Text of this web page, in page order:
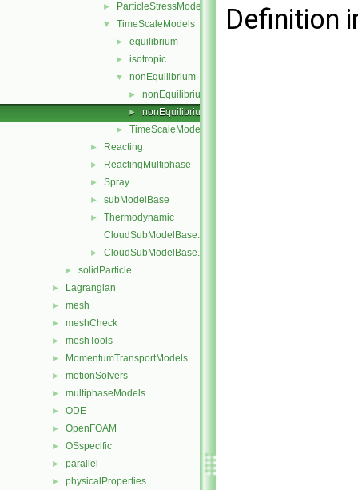
► ParticleStressModels
▼ TimeScaleModels
► equilibrium
► isotropic
▼ nonEquilibrium
► nonEquilibrium.C
► nonEquilibrium.H
► TimeScaleModel
► Reacting
► ReactingMultiphase
► Spray
► subModelBase
►
Thermodynamic
CloudSubModelBase.C
► CloudSubModelBase.H
► solidParticle
► Lagrangian
► mesh
► meshCheck
► meshTools
► MomentumTransportModels
► motionSolvers
► multiphaseModels
► ODE
► OpenFOAM
► OSspecific
► parallel
► physicalProperties
Definition